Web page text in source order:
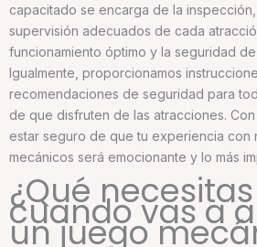
capacitado se encarga de la
supervisión adecuados de cada
funcionamiento óptimo y la seguridad
Igualmente, proporcionamos
recomendaciones de seguridad para
de que disfruten de las atracciones.
estar seguro de que tu experiencia con
mecánicos será emocionante y lo más
¿Qué
cuando vas a
un juego